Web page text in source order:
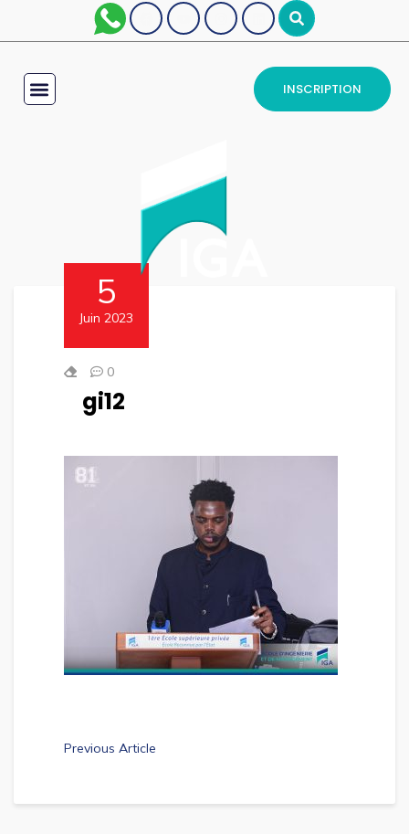
INSCRIPTION
5
Juin 2023
0
gi12
Previous Article